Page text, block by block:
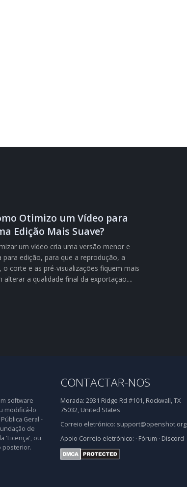
Otimizo um Vídeo para
Edição Mais Suave?
um vídeo cria uma versão menor e
para edição, para que a reprodução, a
o corte e as pré-visualizações fiquem mais
alterar a qualidade final da exportação....
software
modificá-lo
Geral -
de
'Licença', ou
posterior.
CONTACTAR-NOS
Morada: 2931 Ridge Rd #101, Rockwall, TX
75032, United States
Correio eletrónico: support@openshot.org
Apoio Correio eletrónico: · Fórum · Discord